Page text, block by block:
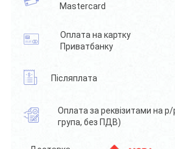
Mastercard
Оплата на картку
Приватбанку
Післяплата
Оплата за реквізитами на
група, без ПДВ)